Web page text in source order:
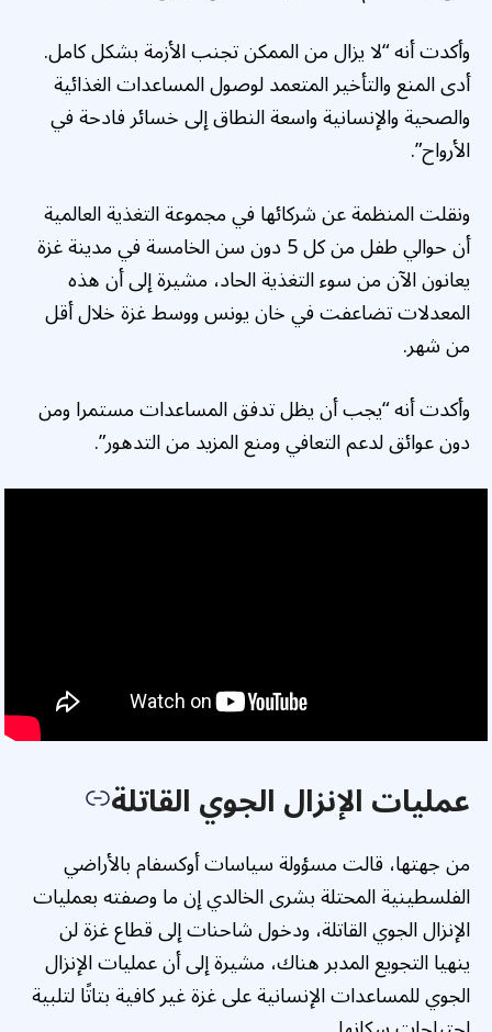
وأكدت أنه “لا يزال من الممكن تجنب الأزمة بشكل كامل.
أدى المنع والتأخير المتعمد لوصول المساعدات الغذائية
والصحية والإنسانية واسعة النطاق إلى خسائر فادحة في
الأرواح”.
ونقلت المنظمة عن شركائها في مجموعة التغذية العالمية
أن حوالي طفل من كل 5 دون سن الخامسة في مدينة غزة
يعانون الآن من سوء التغذية الحاد، مشيرة إلى أن هذه
المعدلات تضاعفت في خان يونس ووسط غزة خلال أقل
من شهر.
وأكدت أنه “يجب أن يظل تدفق المساعدات مستمرا ومن
دون عوائق لدعم التعافي ومنع المزيد من التدهور”.
عمليات الإنزال الجوي القاتلة
من جهتها، قالت مسؤولة سياسات أوكسفام بالأراضي
الفلسطينية المحتلة بشرى الخالدي إن ما وصفته بعمليات
الإنزال الجوي القاتلة، ودخول شاحنات إلى قطاع غزة لن
ينهيا التجويع المدبر هناك، مشيرة إلى أن عمليات الإنزال
الجوي للمساعدات الإنسانية على غزة غير كافية بتاتًا لتلبية